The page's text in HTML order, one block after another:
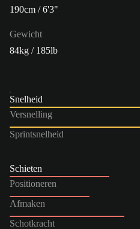
190cm / 6'3"
Gewicht
84kg / 185lb
Snelheid
Versnelling
Sprintsnelheid
Schieten
Positioneren
Afmaken
Schotkracht